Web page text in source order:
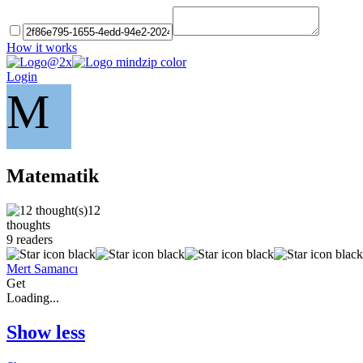
How it works
Login
M
Matematik
12
thoughts
9 readers
Mert Samancı
Get
Loading...
Show less